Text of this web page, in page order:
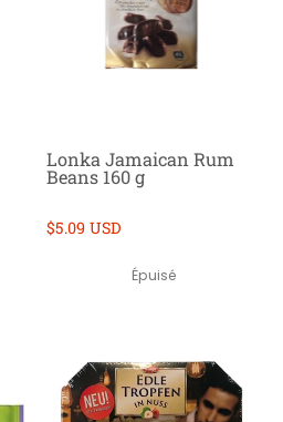
Lonka Jamaican Rum
Beans 160 g
$5.09 USD
Épuisé